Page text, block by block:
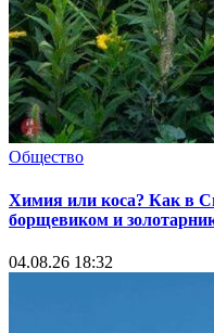
Общество
Химия или коса? Как в
борщевиком и
04.08.26 18:32